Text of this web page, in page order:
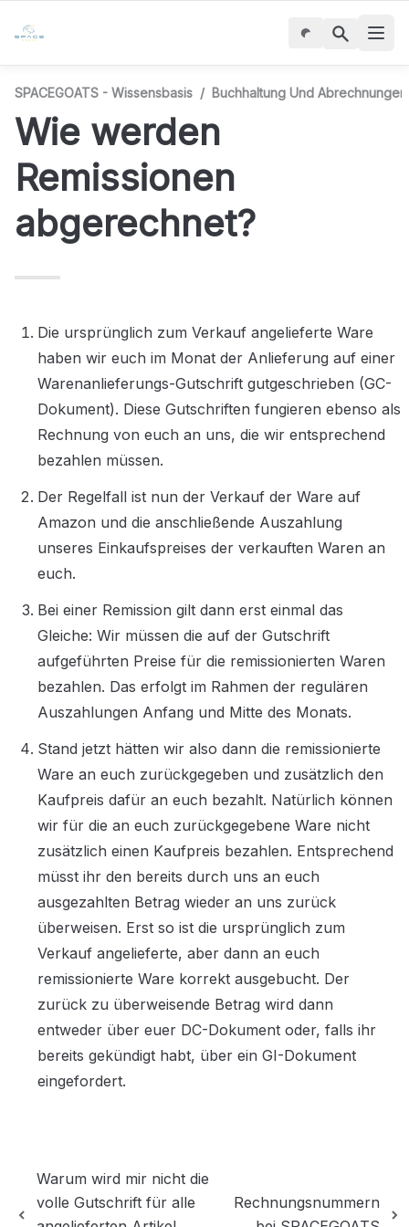
SPACEGOATS - Wissensbasis / Buchhaltung Und Abrechnungen
Wie werden
Remissionen
abgerechnet?
Die ursprünglich zum Verkauf angelieferte Ware
haben wir euch im Monat der Anlieferung auf einer
Warenanlieferungs-Gutschrift gutgeschrieben (GC-
Dokument). Diese Gutschriften fungieren ebenso als
Rechnung von euch an uns, die wir entsprechend
bezahlen müssen.
Der Regelfall ist nun der Verkauf der Ware auf
Amazon und die anschließende Auszahlung
unseres Einkaufspreises der verkauften Waren an
euch.
Bei einer Remission gilt dann erst einmal das
Gleiche: Wir müssen die auf der Gutschrift
aufgeführten Preise für die remissionierten Waren
bezahlen. Das erfolgt im Rahmen der regulären
Auszahlungen Anfang und Mitte des Monats.
Stand jetzt hätten wir also dann die remissionierte
Ware an euch zurückgegeben und zusätzlich den
Kaufpreis dafür an euch bezahlt. Natürlich können
wir für die an euch zurückgegebene Ware nicht
zusätzlich einen Kaufpreis bezahlen. Entsprechend
müsst ihr den bereits durch uns an euch
ausgezahlten Betrag wieder an uns zurück
überweisen. Erst so ist die ursprünglich zum
Verkauf angelieferte, aber dann an euch
remissionierte Ware korrekt ausgebucht. Der
zurück zu überweisende Betrag wird dann
entweder über euer DC-Dokument oder, falls ihr
bereits gekündigt habt, über ein GI-Dokument
eingefordert.
Warum wird mir nicht die
volle Gutschrift für alle
Rechnungsnummern